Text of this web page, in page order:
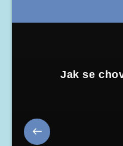
Jak se